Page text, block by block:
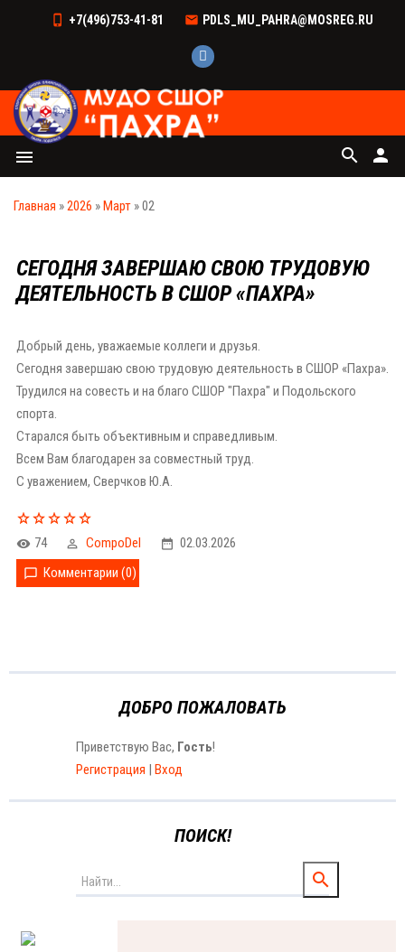
+7(496)753-41-81 PDLS_MU_PAHRA@MOSREG.RU
menu person
search
Главная »2026 »Март »02
СЕГОДНЯ ЗАВЕРШАЮ СВОЮ ТРУДОВУЮ
ДЕЯТЕЛЬНОСТЬ В СШОР «ПАХРА»
Добрый день, уважаемые коллеги и друзья.
Сегодня завершаю свою трудовую деятельность в СШОР «Пахра».
Трудился на совесть и на благо СШОР "Пахра" и Подольского
спорта.
Старался быть объективным и справедливым.
Всем Вам благодарен за совместный труд.
С уважением, Сверчков Ю.А.
74 CompoDel
02.03.2026
Комментарии (0)
ДОБРО ПОЖАЛОВАТЬ
Приветствую Вас, Гость!
Регистрация | Вход
ПОИСК!